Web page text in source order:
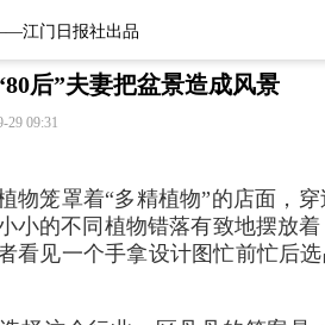
江门日报社出品
后”夫妻把盆景造成风景
29 09:31
物笼罩着“多精植物”的店面，
小的不同植物错落有致地摆放
看见一个手拿设计图忙前忙后